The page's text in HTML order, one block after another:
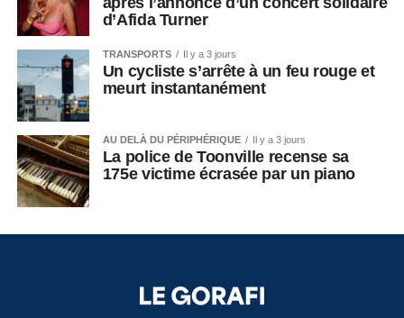
d’Afida Turner
TRANSPORTS Il y a 3 jours
Un cycliste s’arrête à un feu rouge et
meurt instantanément
AU DELÀ DU PÉRIPHÉRIQUE Il y a 3 jours
La police de Toonville recense sa
175e victime écrasée par un piano